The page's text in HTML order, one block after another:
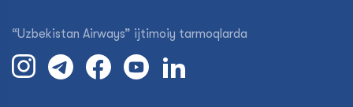
“Uzbekistan Airways” ijtimoiy tarmoqlarda